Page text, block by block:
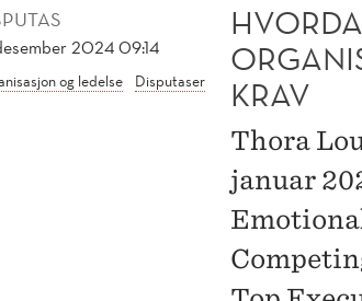
2024 09:14
og ledelse Disputaser
KRAV
Thora
januar